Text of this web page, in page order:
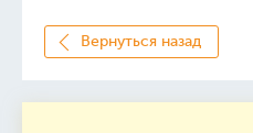
Вернуться назад